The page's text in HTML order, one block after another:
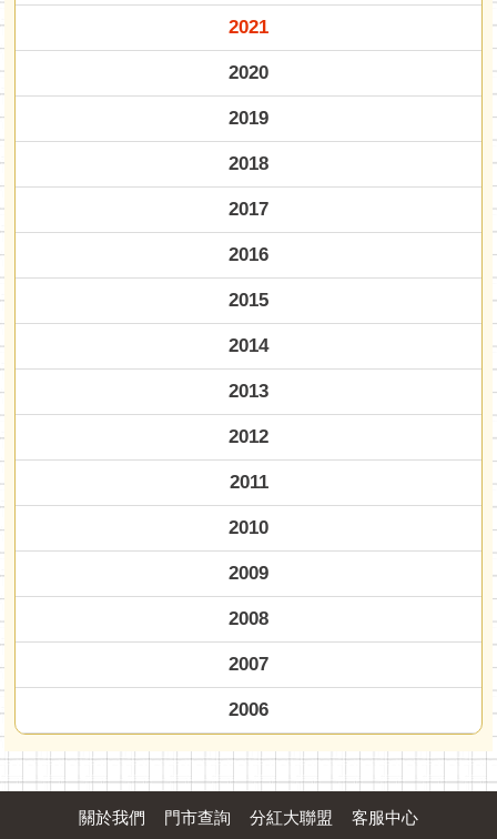
2021
2020
2019
2018
2017
2016
2015
2014
2013
2012
2011
2010
2009
2008
2007
2006
關於我們 門市查詢 分紅大聯盟 客服中心